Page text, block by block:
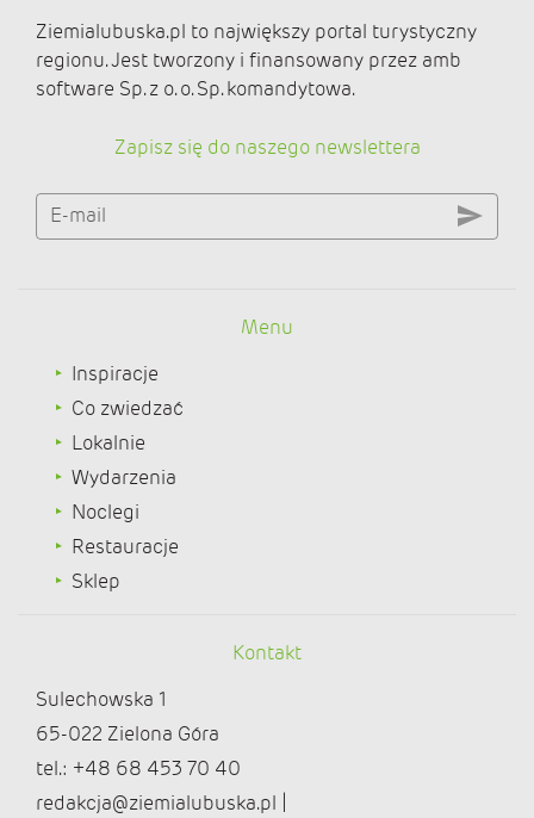
Ziemialubuska.pl to największy portal turystyczny
regionu. Jest tworzony i finansowany przez amb
software Sp. z o. o. Sp. komandytowa.
Zapisz się do naszego newslettera
E-mail
Menu
Inspiracje
Co zwiedzać
Lokalnie
Wydarzenia
Noclegi
Restauracje
Sklep
Kontakt
Sulechowska 1
65-022 Zielona Góra
tel.: +48 68 453 70 40
redakcja@ziemialubuska.pl |